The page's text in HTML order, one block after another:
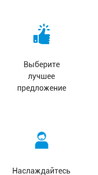
Выберите
лучшее
предложение
Наслаждайтесь